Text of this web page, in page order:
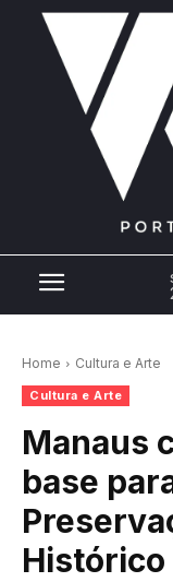
Home Cultura e Arte
Cultura e Arte
Manaus
base
Histórico